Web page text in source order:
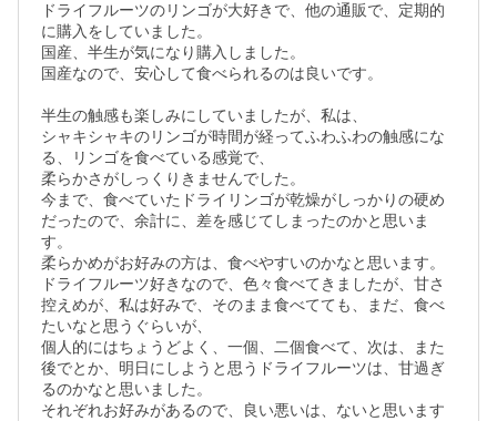
ドライフルーツのリンゴが大好きで、他の通販で、定期的
に購入をしていました。
国産、半生が気になり購入しました。
国産なので、安心して食べられるのは良いです。
半生の触感も楽しみにしていましたが、私は、
シャキシャキのリンゴが時間が経ってふわふわの触感にな
る、リンゴを食べている感覚で、
柔らかさがしっくりきませんでした。
今まで、食べていたドライリンゴが乾燥がしっかりの硬め
だったので、余計に、差を感じてしまったのかと思いま
す。
柔らかめがお好みの方は、食べやすいのかなと思います。
ドライフルーツ好きなので、色々食べてきましたが、甘さ
控えめが、私は好みで、そのまま食べてても、まだ、食べ
たいなと思うぐらいが、
個人的にはちょうどよく、一個、二個食べて、次は、また
後でとか、明日にしようと思うドライフルーツは、甘過ぎ
るのかなと思いました。
それぞれお好みがあるので、良い悪いは、ないと思います